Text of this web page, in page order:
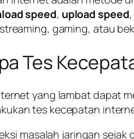
speed, upload speed
gaming, atau
Tes
yang lambat dapat
tes kecepatan
masalah jaringan sejak